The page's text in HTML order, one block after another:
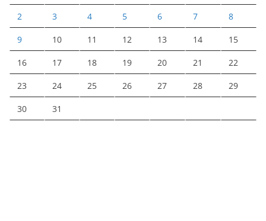
2 3 4 5 6 7 8
9 10 11 12 13 14 15
16 17 18 19 20 21 22
23 24 25 26 27 28 29
30 31